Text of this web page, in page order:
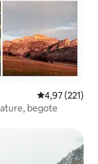
Évaluation
4,97 (221)
begote